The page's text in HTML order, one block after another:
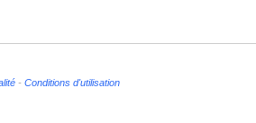
- Conditions d'utilisation